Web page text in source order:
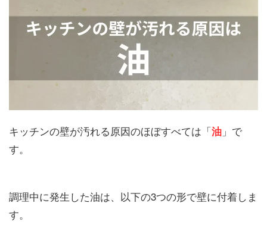
キッチンの壁が汚れる原因のほぼすべては「油 」で
す。
調理中に発生した油は、以下の3つの形で壁に付着しま
す。